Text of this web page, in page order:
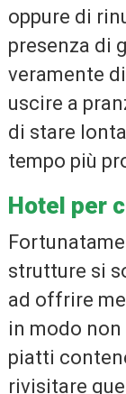
oppure di
presenza di
veramente
uscire a
di stare
tempo più
Hotel per
strutture si
ad offrire
in modo
piatti
rivisitare